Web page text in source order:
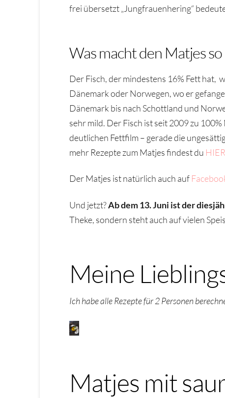
frei übersetzt „Jungfrauenhering“
Was macht den Matjes
Der Fisch, der mindestens 16% Fett hat,
Dänemark oder Norwegen, wo er
Dänemark bis nach Schottland und
sehr mild. Der Fisch ist seit 2009 zu
deutlichen Fettfilm – gerade die
mehr Rezepte zum Matjes findest du
Der Matjes ist natürlich auch auf
Und jetzt?Ab dem 13. Juni ist der
Theke, sondern steht auch auf vielen
Meine
Ich habe alle Rezepte für 2 Personen
Matjes mit